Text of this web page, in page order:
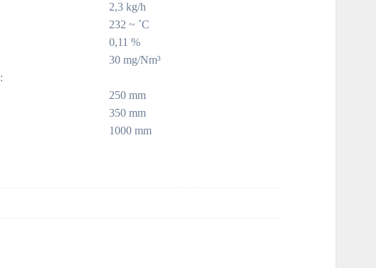
2,3 kg/h
232 ~ ˚C
0,11 %
30 mg/Nm³
:
250 mm
350 mm
1000 mm